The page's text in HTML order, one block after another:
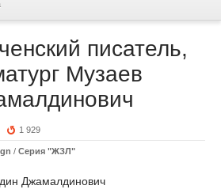
писатель,
Музаев
1 929
/ Серия "ЖЗЛ"